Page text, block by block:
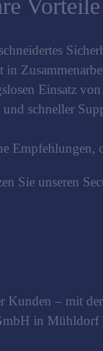
Einsatz
schneller
Empfehlungen,
Sie unseren
Kunden –
in